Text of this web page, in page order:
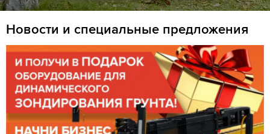
Новости и специальные предложения